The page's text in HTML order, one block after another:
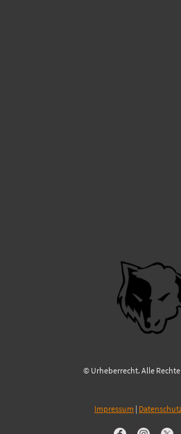
© Urheberrecht. Alle
Impressum |